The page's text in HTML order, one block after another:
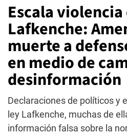
Escala
Lafkenche:
muerte a
en medio de
desinformación
Declaraciones de políticos y
ley Lafkenche, muchas de
información falsa sobre la